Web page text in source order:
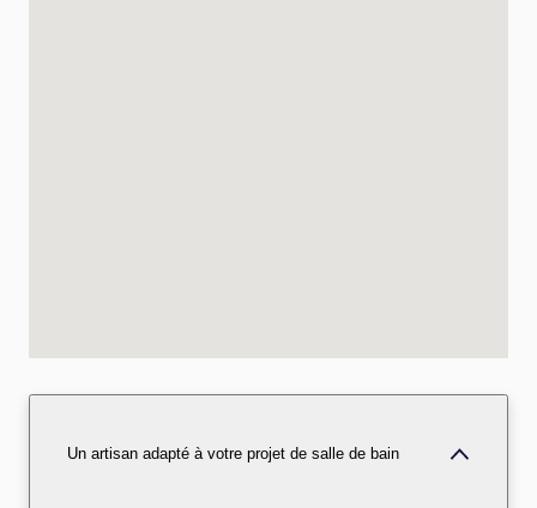
Un artisan adapté à votre projet de salle de bain